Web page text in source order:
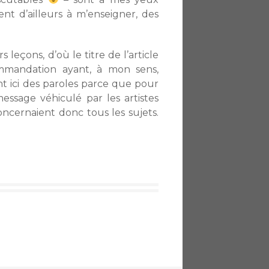
d’ailleurs à m’enseigner, des
leçons, d’où le titre de l’article
ayant, à mon sens,
ici des paroles parce que pour
véhiculé par les artistes
donc tous les sujets.